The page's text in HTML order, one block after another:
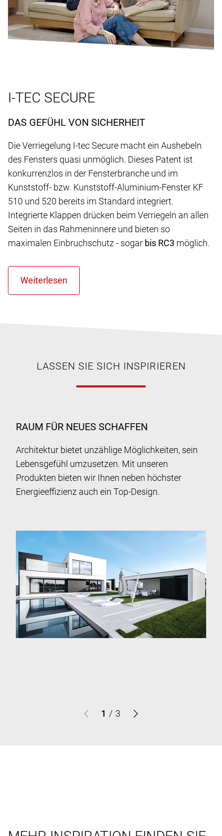
I-TEC SECURE
DAS GEFÜHL VON SICHERHEIT
Die Verriegelung I-tec Secure macht ein Aushebeln
des Fensters quasi unmöglich. Dieses Patent ist
konkurrenzlos in der Fensterbranche und im
Kunststoff- bzw. Kunststoff-Aluminium-Fenster KF
510 und 520 bereits im Standard integriert.
Integrierte Klappen drücken beim Verriegeln an allen
Seiten in das Rahmeninnere und bieten so
maximalen Einbruchschutz - sogar bis RC3 möglich.
LASSEN SIE SICH INSPIRIEREN
RAUM FÜR NEUES SCHAFFEN
Architektur bietet unzählige Möglichkeiten, sein
Lebensgefühl umzusetzen. Mit unseren
Produkten bieten wir Ihnen neben höchster
Energieeffizienz auch ein Top-Design.
1 / 3